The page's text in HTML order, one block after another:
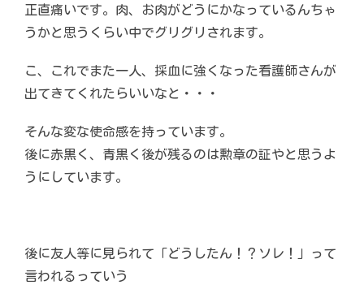
正直痛いです。肉、お肉がどうにかなっているんちゃ
うかと思うくらい中でグリグリされます。
こ、これでまた一人、採血に強くなった看護師さんが
出てきてくれたらいいなと・・・
そんな変な使命感を持っています。
後に赤黒く、青黒く後が残るのは勲章の証やと思うよ
うにしています。
後に友人等に見られて「どうしたん！？ソレ！」って
言われるっていう